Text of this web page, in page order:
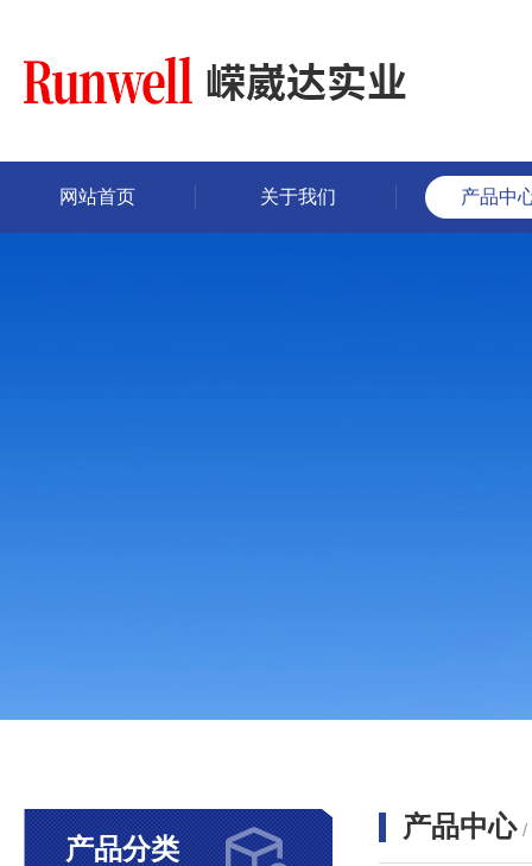
网站首页 关于我们 产品中
产品分类
产品中心 /